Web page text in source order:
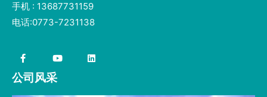
手机 : 13687731159
电话:0773-7231138
公司风采